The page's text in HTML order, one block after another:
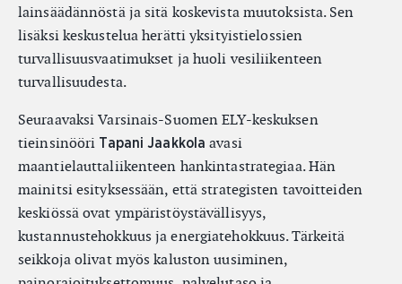
lainsäädännöstä ja sitä koskevista muutoksista. Sen
lisäksi keskustelua herätti yksityistielossien
turvallisuusvaatimukset ja huoli vesiliikenteen
turvallisuudesta.
Seuraavaksi Varsinais-Suomen ELY-keskuksen
tieinsinööri Tapani Jaakkola avasi
maantielauttaliikenteen hankintastrategiaa. Hän
mainitsi esityksessään, että strategisten tavoitteiden
keskiössä ovat ympäristöystävällisyys,
kustannustehokkuus ja energiatehokkuus. Tärkeitä
seikkoja olivat myös kaluston uusiminen,